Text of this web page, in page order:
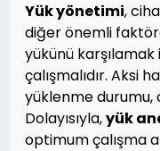
Yük yönetimi,
diğer önemli
yükünü
çalışmalıdır. Aksi
yüklenme durumu,
Dolayısıyla,yük
optimum çalışma